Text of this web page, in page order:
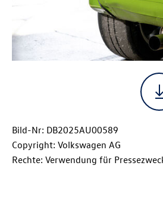
Bild-Nr: DB2025AU00589
Copyright: Volkswagen AG
Rechte: Verwendung für